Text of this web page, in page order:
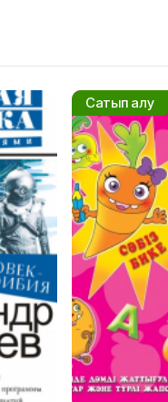
Сатып алу